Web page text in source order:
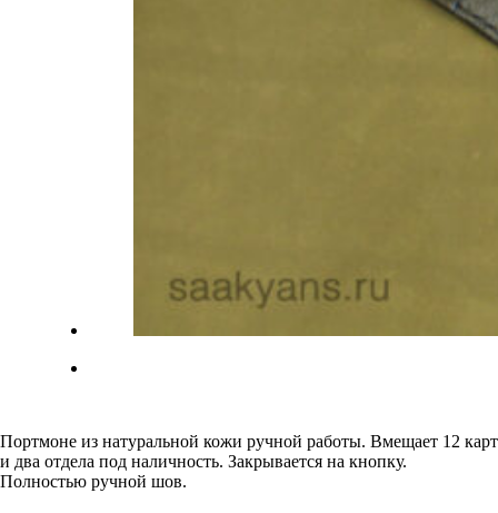
Портмоне из натуральной кожи ручной работы. Вмещает 12 карт
и два отдела под наличность. Закрывается на кнопку.
Полностью ручной шов.